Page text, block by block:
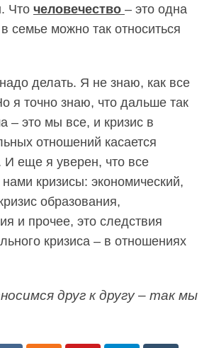
Что человечество – это одна
семье можно так относиться
делать. Я не знаю, как все
я точно знаю, что дальше так
– это мы все, и кризис в
отношений касается
И еще я уверен, что все
кризисы: экономический,
образования,
и прочее, это следствия
кризиса – в отношениях
друг к другу – так мы